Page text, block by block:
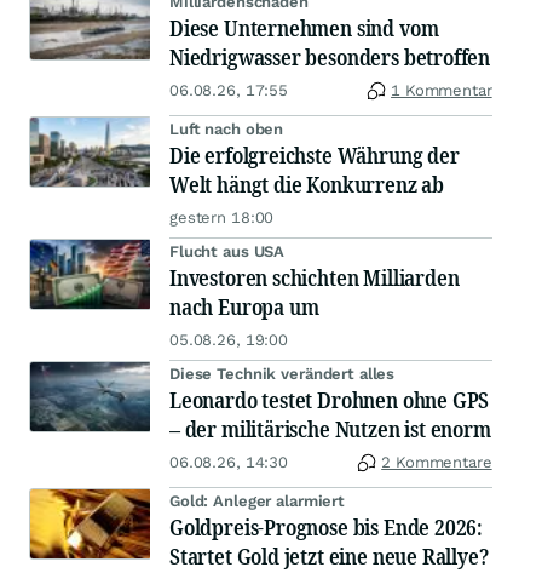
Diese Unternehmen sind vom
Niedrigwasser besonders betroffen
06.08.26, 17:55 1 Kommentar
Luft nach oben
Die erfolgreichste Währung der
Welt hängt die Konkurrenz ab
gestern 18:00
Flucht aus USA
Investoren schichten Milliarden
nach Europa um
05.08.26, 19:00
Diese Technik verändert alles
Leonardo testet Drohnen ohne GPS
– der militärische Nutzen ist enorm
06.08.26, 14:30 2 Kommentare
Gold: Anleger alarmiert
Goldpreis-Prognose bis Ende 2026:
Startet Gold jetzt eine neue Rallye?